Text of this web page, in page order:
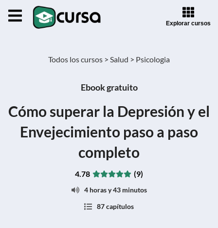
Explorar cursos
Todos los cursos > Salud > Psicologia
Ebook gratuito
Cómo superar la Depresión y el
Envejecimiento paso a paso
completo
4.78 (9)
4 horas y 43 minutos
87 capítulos